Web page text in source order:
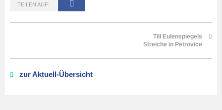
TEILEN AUF:
Till Eulenspiegels
Streiche in Petrovice
zur Aktuell-Übersicht